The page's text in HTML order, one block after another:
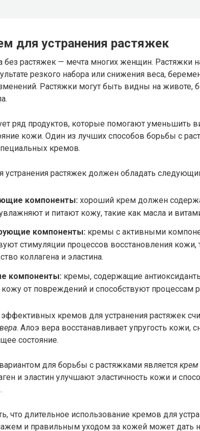
для устранения растяжек
без растяжек — мечта многих женщин. Растяжки
резкого набора или снижения веса,
Растяжки могут быть видны на животе,
ряд продуктов, которые помогают уменьшить
кожи. Один из лучших способов борьбы с
кремов.
растяжек должен обладать
компоненты: хороший крем должен
и питают кожу, такие как масла и
компоненты: кремы с активными
стимуляции процессов восстановления кожи,
коллагена и эластина.
компоненты: кремы, содержащие
кожу от повреждений и способствуют процессам
кремов для устранения растяжек
. Алоэ вера восстанавливает упругость кожи,
состояние.
для борьбы с растяжками является крем
и эластин улучшают эластичность кожи и
что длительное использование кремов для
и правильным уходом за кожей может дать